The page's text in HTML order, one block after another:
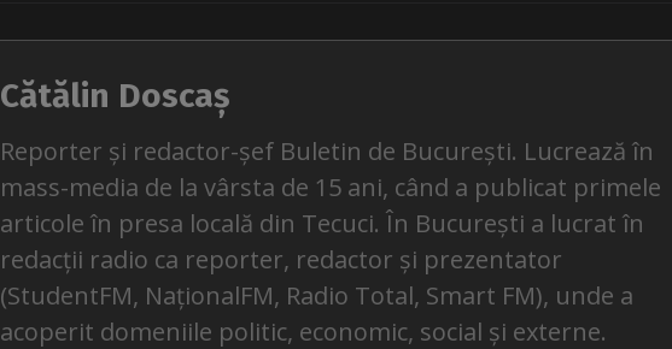
Cătălin Doscaș
Reporter și redactor-șef Buletin de București. Lucrează în
mass-media de la vârsta de 15 ani, când a publicat primele
articole în presa locală din Tecuci. În București a lucrat în
redacții radio ca reporter, redactor și prezentator
(StudentFM, NaționalFM, Radio Total, Smart FM), unde a
acoperit domeniile politic, economic, social și externe.